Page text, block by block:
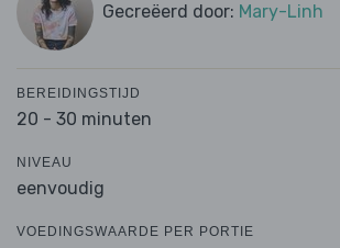
Gecreëerd door: Mary-Linh
BEREIDINGSTIJD
20 - 30 minuten
NIVEAU
eenvoudig
VOEDINGSWAARDE PER PORTIE